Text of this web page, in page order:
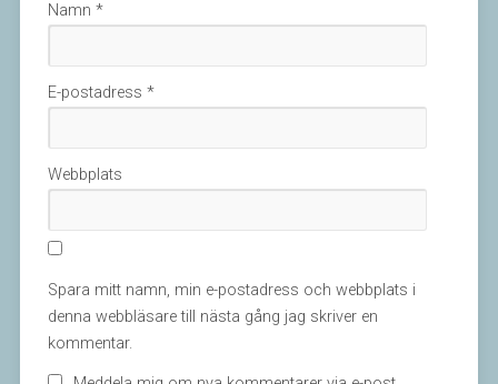
Namn *
E-postadress *
Webbplats
Spara mitt namn, min e-postadress och webbplats i
denna webbläsare till nästa gång jag skriver en
kommentar.